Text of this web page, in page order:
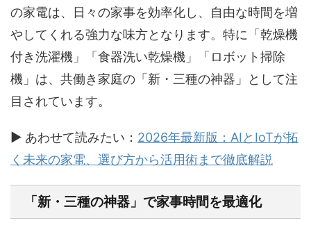
の家電は、日々の家事を効率化し、自由な時間を増
やしてくれる強力な味方となります。特に「乾燥機
付き洗濯機」「食器洗い乾燥機」「ロボット掃除
機」は、共働き家庭の「新・三種の神器」として注
目されています。
▶ あわせて読みたい： 2026年最新版：AIとIoTが拓
く未来の家電、選び方から活用術まで徹底解説
「新・三種の神器」で家事時間を最適化